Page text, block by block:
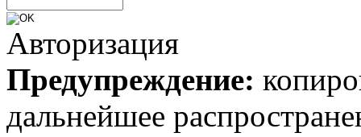
Авторизация
Предупреждение:
дальнейшее